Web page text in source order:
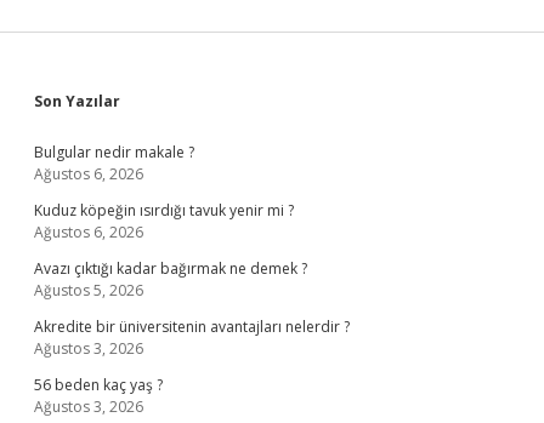
Sidebar
Son Yazılar
Bulgular nedir makale ?
Ağustos 6, 2026
Kuduz köpeğin ısırdığı tavuk yenir mi ?
Ağustos 6, 2026
Avazı çıktığı kadar bağırmak ne demek ?
Ağustos 5, 2026
Akredite bir üniversitenin avantajları nelerdir ?
Ağustos 3, 2026
56 beden kaç yaş ?
Ağustos 3, 2026